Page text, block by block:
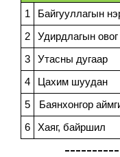
1
Байгууллагын
2
Удирдлагын овог
3
Утасны дугаар
4
Цахим шуудан
5
Баянхонгор
6
Хаяг, байршил